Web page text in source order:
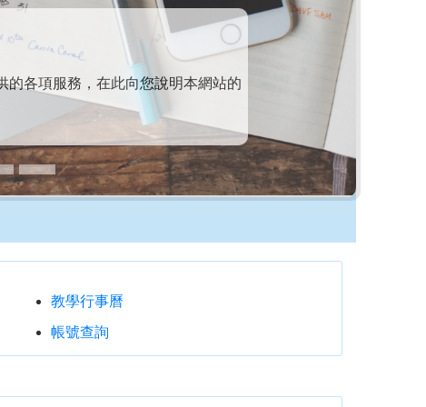
的各項服務，在此向您說明本網站的
教學行事曆
帳號查詢